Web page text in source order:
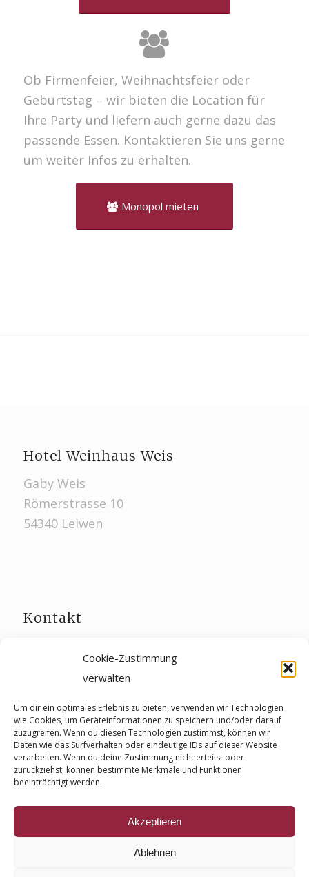
Cookie-Zustimmung
verwalten
Um dir ein optimales Erlebnis zu bieten, verwenden wir Technologien
wie Cookies, um Geräteinformationen zu speichern und/oder darauf
zuzugreifen. Wenn du diesen Technologien zustimmst, können wir
Daten wie das Surfverhalten oder eindeutige IDs auf dieser Website
verarbeiten. Wenn du deine Zustimmung nicht erteilst oder
zurückziehst, können bestimmte Merkmale und Funktionen
beeinträchtigt werden.
Akzeptieren
Ablehnen
Ob Firmenfeier, Weihnachtsfeier oder
Geburtstag – wir bieten die Location für
Ihre Party und liefern auch gerne dazu das
passende Essen. Kontaktieren Sie uns gerne
um weiter Infos zu erhalten.
Monopol mieten
Hotel Weinhaus Weis
Gaby Weis
Römerstrasse 10
54340 Leiwen
Kontakt
info@hotel-weinhaus-weis.de
Impressum
Stornierungsbedingungen